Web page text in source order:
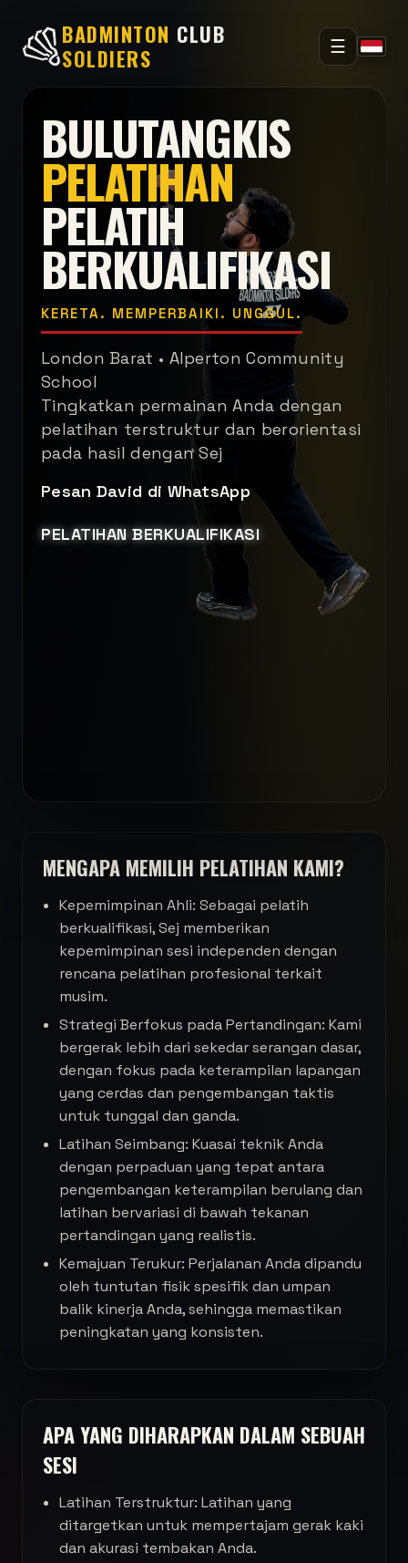
BADMINTON CLUB
SOLDIERS
☰
BULUTANGKIS
PELATIHAN
PELATIH
BERKUALIFIKASI
KERETA. MEMPERBAIKI. UNGGUL.
London Barat • Alperton Community
School
Tingkatkan permainan Anda dengan
pelatihan terstruktur dan berorientasi
pada hasil dengan Sej
Pesan David di WhatsApp
PELATIHAN BERKUALIFIKASI
MENGAPA MEMILIH PELATIHAN KAMI?
Kepemimpinan Ahli: Sebagai pelatih
berkualifikasi, Sej memberikan
kepemimpinan sesi independen dengan
rencana pelatihan profesional terkait
musim.
Strategi Berfokus pada Pertandingan: Kami
bergerak lebih dari sekedar serangan dasar,
dengan fokus pada keterampilan lapangan
yang cerdas dan pengembangan taktis
untuk tunggal dan ganda.
Latihan Seimbang: Kuasai teknik Anda
dengan perpaduan yang tepat antara
pengembangan keterampilan berulang dan
latihan bervariasi di bawah tekanan
pertandingan yang realistis.
Kemajuan Terukur: Perjalanan Anda dipandu
oleh tuntutan fisik spesifik dan umpan
balik kinerja Anda, sehingga memastikan
peningkatan yang konsisten.
APA YANG DIHARAPKAN DALAM SEBUAH
SESI
Latihan Terstruktur: Latihan yang
ditargetkan untuk mempertajam gerak kaki
dan akurasi tembakan Anda.